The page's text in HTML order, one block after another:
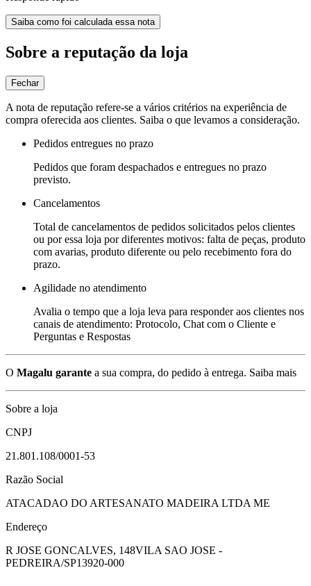
Saiba como foi calculada essa nota
Sobre a reputação da loja
Fechar
A nota de reputação refere-se a vários critérios na experiência de
compra oferecida aos clientes. Saiba o que levamos a consideração.
Pedidos entregues no prazo
Pedidos que foram despachados e entregues no prazo
previsto.
Cancelamentos
Total de cancelamentos de pedidos solicitados pelos clientes
ou por essa loja por diferentes motivos: falta de peças, produto
com avarias, produto diferente ou pelo recebimento fora do
prazo.
Agilidade no atendimento
Avalia o tempo que a loja leva para responder aos clientes nos
canais de atendimento: Protocolo, Chat com o Cliente e
Perguntas e Respostas
O Magalu garante a sua compra, do pedido à entrega. Saiba mais
Sobre a loja
CNPJ
21.801.108/0001-53
Razão Social
ATACADAO DO ARTESANATO MADEIRA LTDA ME
Endereço
R JOSE GONCALVES, 148VILA SAO JOSE -
PEDREIRA/SP13920-000